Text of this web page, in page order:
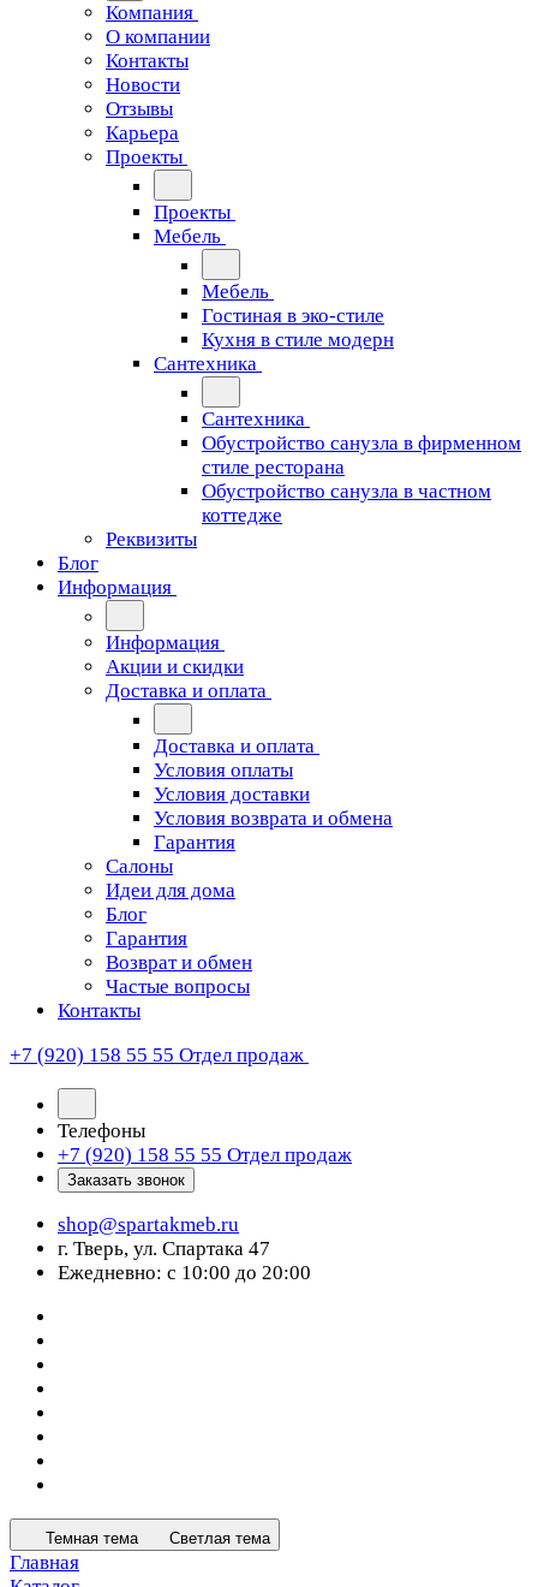
Компания
О компании
Контакты
Новости
Отзывы
Карьера
Проекты
Проекты
Мебель
Мебель
Гостиная в эко-стиле
Кухня в стиле модерн
Сантехника
Сантехника
Обустройство санузла в фирменном
стиле ресторана
Обустройство санузла в частном
коттедже
Реквизиты
Блог
Информация
Информация
Акции и скидки
Доставка и оплата
Доставка и оплата
Условия оплаты
Условия доставки
Условия возврата и обмена
Гарантия
Салоны
Идеи для дома
Блог
Гарантия
Возврат и обмен
Частые вопросы
Контакты
+7 (920) 158 55 55 Отдел продаж
Телефоны
+7 (920) 158 55 55 Отдел продаж
Заказать звонок
shop@spartakmeb.ru
г. Тверь, ул. Спартака 47
Ежедневно: с 10:00 до 20:00
Темная тема Светлая тема
Главная